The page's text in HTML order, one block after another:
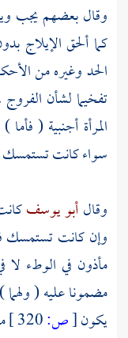
وقال بعضهم يجب
كما ألحق الإيلاج
الحد وغيره من
تفخيما لشأن
المرأة أجنبية ( فأما )
سواء كانت تستمسك
وقالأبو يوسف
وإن كانت تستمسك
مأذون في الوطء لا
مضمونا عليه ( ولهما
يكون[ص: